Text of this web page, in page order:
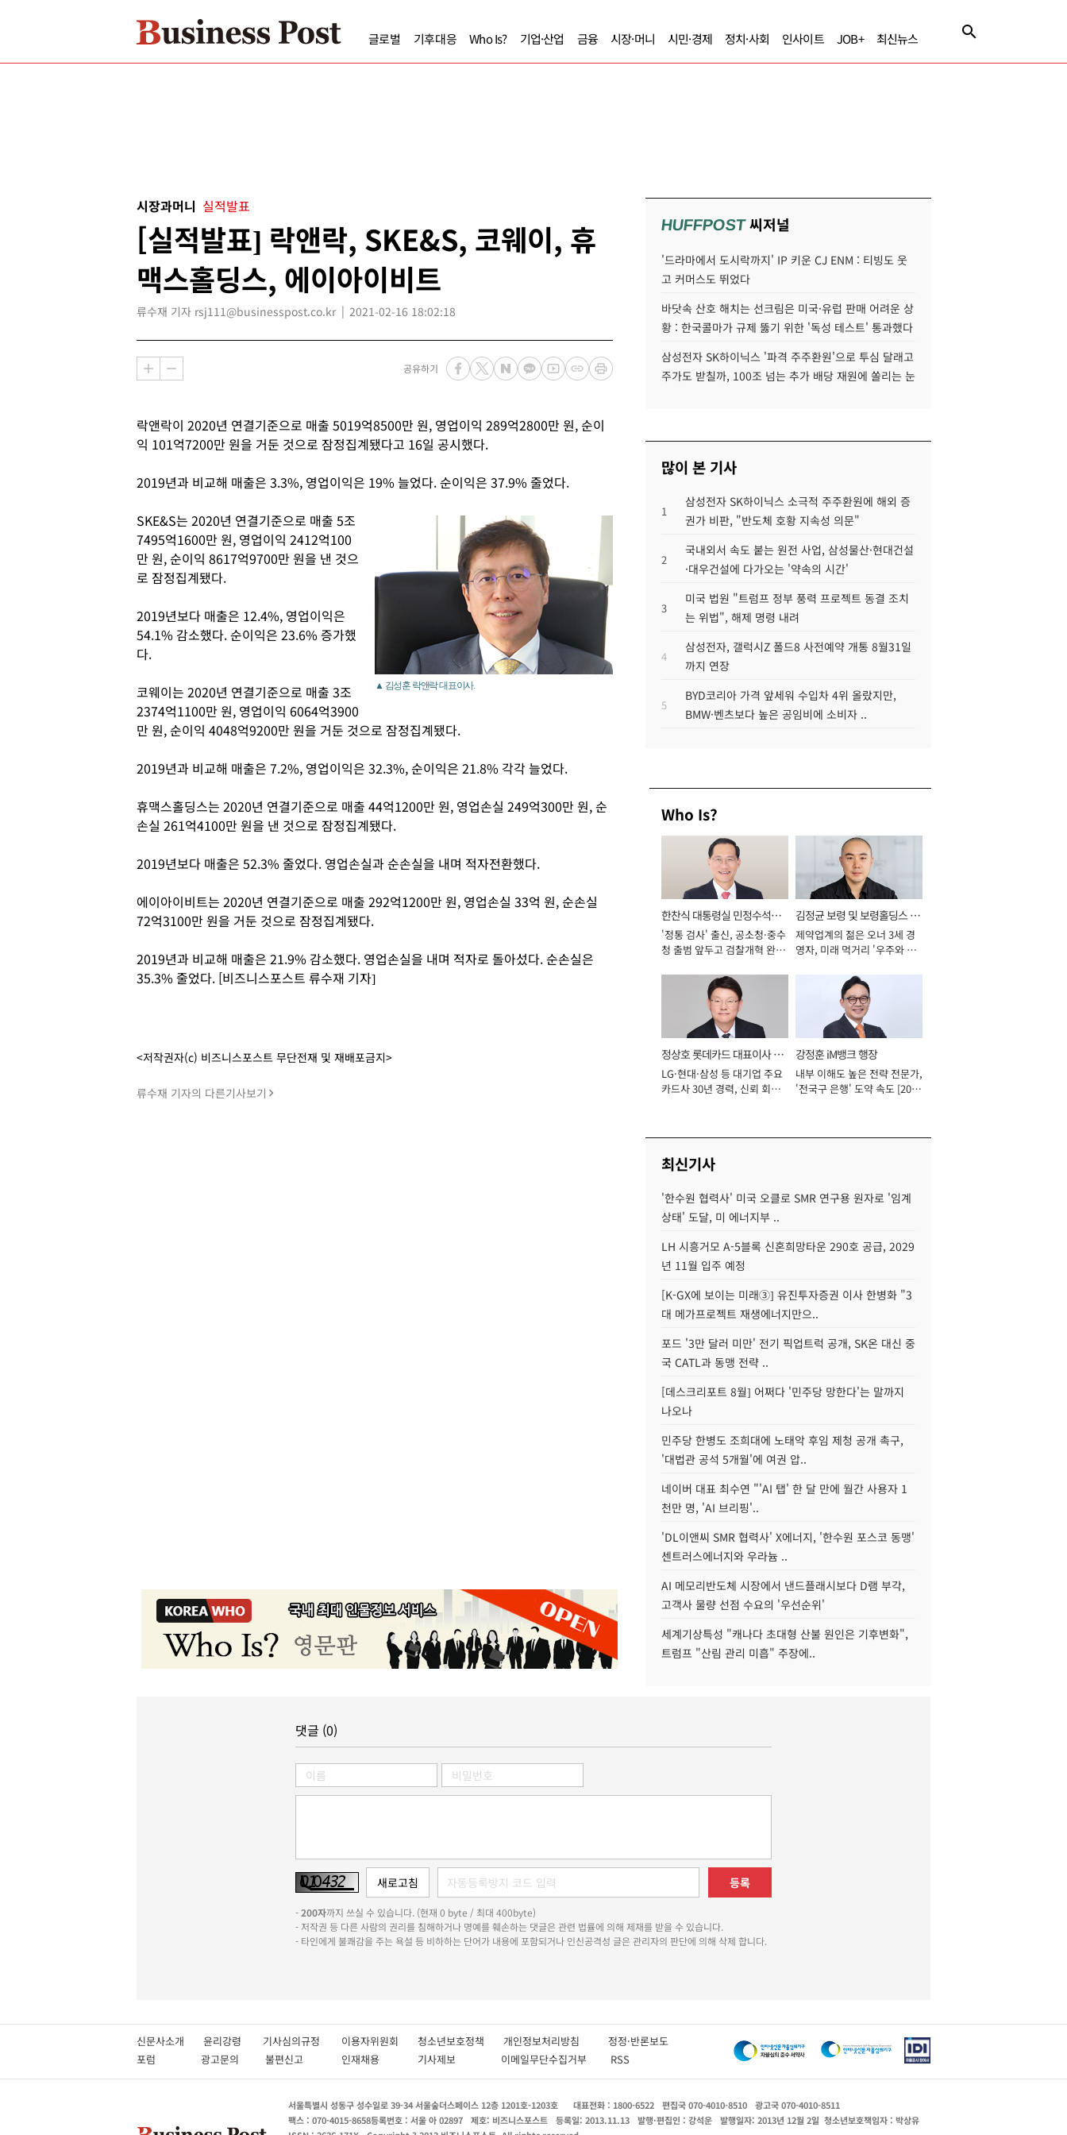
글로벌 기후대응 Who Is? 기업·산업 금융 시장·머니 시민·경제 정치·사회 인사이트 JOB+ 최신뉴스
시장과머니 실적발표
[실적발표] 락앤락, SKE&S, 코웨이, 휴
맥스홀딩스, 에이아이비트
류수재 기자 rsj111@businesspost.co.kr 2021-02-16 18:02:18
공유하기
락앤락이 2020년 연결기준으로 매출 5019억8500만 원, 영업이익 289억2800만 원, 순이
익 101억7200만 원을 거둔 것으로 잠정집계됐다고 16일 공시했다.
2019년과 비교해 매출은 3.3%, 영업이익은 19% 늘었다. 순이익은 37.9% 줄었다.
▲ 김성훈 락앤락 대표이사.
SKE&S는 2020년 연결기준으로 매출 5조
7495억1600만 원, 영업이익 2412억100
만 원, 순이익 8617억9700만 원을 낸 것으
로 잠정집계됐다.
2019년보다 매출은 12.4%, 영업이익은
54.1% 감소했다. 순이익은 23.6% 증가했
다.
코웨이는 2020년 연결기준으로 매출 3조
2374억1100만 원, 영업이익 6064억3900
만 원, 순이익 4048억9200만 원을 거둔 것으로 잠정집계됐다.
2019년과 비교해 매출은 7.2%, 영업이익은 32.3%, 순이익은 21.8% 각각 늘었다.
휴맥스홀딩스는 2020년 연결기준으로 매출 44억1200만 원, 영업손실 249억300만 원, 순
손실 261억4100만 원을 낸 것으로 잠정집계됐다.
2019년보다 매출은 52.3% 줄었다. 영업손실과 순손실을 내며 적자전환했다.
에이아이비트는 2020년 연결기준으로 매출 292억1200만 원, 영업손실 33억 원, 순손실
72억3100만 원을 거둔 것으로 잠정집계됐다.
2019년과 비교해 매출은 21.9% 감소했다. 영업손실을 내며 적자로 돌아섰다. 순손실은
35.3% 줄었다. [비즈니스포스트 류수재 기자]
<저작권자(c) 비즈니스포스트 무단전재 및 재배포금지>
류수재 기자의 다른기사보기
HUFFPOST씨저널
'드라마에서 도시락까지' IP 키운 CJ ENM : 티빙도 웃
고 커머스도 뛰었다
바닷속 산호 해치는 선크림은 미국·유럽 판매 어려운 상
황 : 한국콜마가 규제 뚫기 위한 '독성 테스트' 통과했다
삼성전자 SK하이닉스 '파격 주주환원'으로 투심 달래고
주가도 받칠까, 100조 넘는 추가 배당 재원에 쏠리는 눈
많이 본 기사
1
삼성전자 SK하이닉스 소극적 주주환원에 해외 증
권가 비판, "반도체 호황 지속성 의문"
2
국내외서 속도 붙는 원전 사업, 삼성물산·현대건설
·대우건설에 다가오는 '약속의 시간'
3
미국 법원 "트럼프 정부 풍력 프로젝트 동결 조치
는 위법", 해제 명령 내려
4
삼성전자, 갤럭시Z 폴드8 사전예약 개통 8월31일
까지 연장
5
BYD코리아 가격 앞세워 수입차 4위 올랐지만,
BMW·벤츠보다 높은 공임비에 소비자 ..
Who Is?
한찬식 대통령실 민정수석비
서관
'정통 검사' 출신, 공소청·중수
청 출범 앞두고 검찰개혁 완수
김정균 보령 및 보령홀딩스 대
표이사 사장
제약업계의 젊은 오너 3세 경
영자, 미래 먹거리 '우주와 헬
정상호 롯데카드 대표이사 사
장
LG·현대·삼성 등 대기업 주요
카드사 30년 경력, 신뢰 회복
강정훈 iM뱅크 행장
내부 이해도 높은 전략 전문가,
'전국구 은행' 도약 속도 [2026
최신기사
'한수원 협력사' 미국 오클로 SMR 연구용 원자로 '임계
상태' 도달, 미 에너지부 ..
LH 시흥거모 A-5블록 신혼희망타운 290호 공급, 2029
년 11월 입주 예정
[K-GX에 보이는 미래③] 유진투자증권 이사 한병화 "3
대 메가프로젝트 재생에너지만으..
포드 '3만 달러 미만' 전기 픽업트럭 공개, SK온 대신 중
국 CATL과 동맹 전략 ..
[데스크리포트 8월] 어쩌다 '민주당 망한다'는 말까지
나오나
민주당 한병도 조희대에 노태악 후임 제청 공개 촉구,
'대법관 공석 5개월'에 여권 압..
네이버 대표 최수연 "'AI 탭' 한 달 만에 월간 사용자 1
천만 명, 'AI 브리핑'..
'DL이앤씨 SMR 협력사' X에너지, '한수원 포스코 동맹'
센트러스에너지와 우라늄 ..
AI 메모리반도체 시장에서 낸드플래시보다 D램 부각,
고객사 물량 선점 수요의 '우선순위'
세계기상특성 "캐나다 초대형 산불 원인은 기후변화",
트럼프 "산림 관리 미흡" 주장에..
댓글 (0)
등록
-200자까지 쓰실 수 있습니다. (현재 0 byte / 최대 400byte)
- 저작권 등 다른 사람의 권리를 침해하거나 명예를 훼손하는 댓글은 관련 법률에 의해 제재를 받을 수 있습니다.
- 타인에게 불쾌감을 주는 욕설 등 비하하는 단어가 내용에 포함되거나 인신공격성 글은 관리자의 판단에 의해 삭제 합니다.
신문사소개 윤리강령 기사심의규정 이용자위원회 청소년보호정책 개인정보처리방침 정정·반론보도
포럼
광고문의 불편신고 인재채용 기사제보 이메일무단수집거부 RSS
서울특별시 성동구 성수일로 39-34 서울숲더스페이스 12층 1201호-1203호 대표전화 : 1800-6522 편집국 070-4010-8510
광고국 070-4010-8511
팩스 : 070-4015-8658등록번호 : 서울 아 02897 제호: 비즈니스포스트 등록일: 2013.11.13 발행·편집인 : 강석운 발행일자: 2013년 12월 2일 청소년보호책임자 : 박상유